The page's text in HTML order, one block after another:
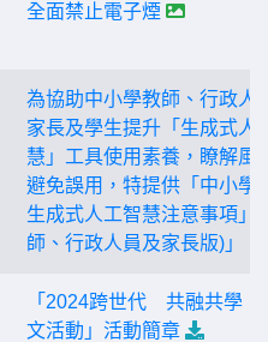
全面禁止電子煙
為協助中小學教師、行政人
家長及學生提升「生成式人
慧」工具使用素養，瞭解風
避免誤用，特提供「中小學
生成式人工智慧注意事項」(
師、行政人員及家長版)」。
「2024跨世代 共融共學
文活動」活動簡章